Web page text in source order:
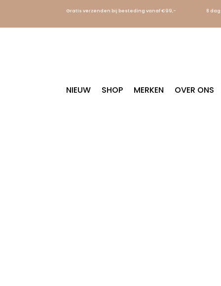
Gratis verzenden bij besteding vanaf €99,- 8
NIEUW SHOP MERKEN OVER ONS